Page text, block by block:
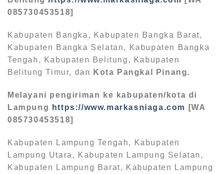
085730453518]
Kabupaten Bangka, Kabupaten Bangka Barat,
Kabupaten Bangka Selatan, Kabupaten Bangka
Tengah, Kabupaten Belitung, Kabupaten
Belitung Timur, dan
Kota Pangkal Pinang.
Melayani pengiriman ke kabupaten/kota di
Lampung
https://www.markasniaga.com
[WA
085730453518]
Kabupaten Lampung Tengah, Kabupaten
Lampung Utara, Kabupaten Lampung Selatan,
Kabupaten Lampung Barat, Kabupaten Lampung